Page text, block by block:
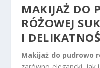
MAKIJAŻ DO
RÓŻOWEJ
I
Makijaż do pudrowo